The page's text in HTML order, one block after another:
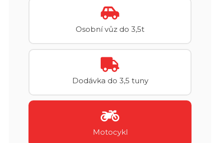
Osobní vůz do 3,5t
Dodávka do 3,5 tuny
Motocykl